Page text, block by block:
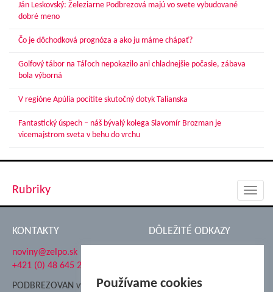
Ján Leskovský: Železiarne Podbrezová majú vo svete vybudované
dobré meno
Čo je dôchodková prognóza a ako ju máme chápať?
Golfový tábor na Táľoch nepokazilo ani chladnejšie počasie, zábava
bola výborná
V regióne Apúlia pocítite skutočný dotyk Talianska
Fantastický úspech – náš bývalý kolega Slavomír Brozman je
vicemajstrom sveta v behu do vrchu
Rubriky
KONTAKTY
noviny@zelpo.sk
+421 (0) 48 645 2711
PODBREZOVAN vydáva
DÔLEŽITÉ ODKAZY
Nadácia Železiarne
Používame cookies